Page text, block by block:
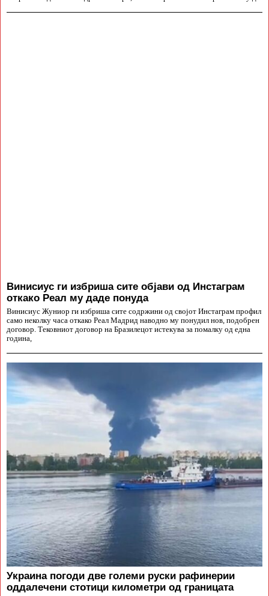
Винисиус ги избриша сите објави од Инстаграм
откако Реал му даде понуда
Винисиус Жуниор ги избриша сите содржини од својот Инстаграм профил
само неколку часа откако Реал Мадрид наводно му понудил нов, подобрен
договор. Тековниот договор на Бразилецот истекува за помалку од една
година,
Украина погоди две големи руски рафинерии
оддалечени стотици километри од границата